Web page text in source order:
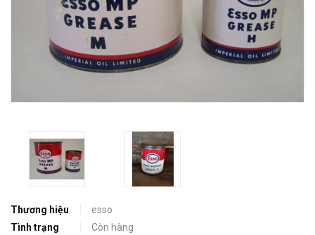
Thương hiệu
esso
Tình trạng
Còn hàng